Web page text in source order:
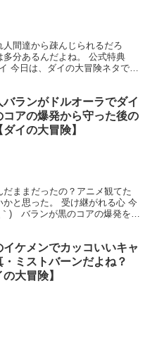
人間達から疎んじられるだろ
多分あるんだよね。 公式特典
日は、ダイの大冒険ネタで
バランがドルオーラでダイ
コアの爆発から守った後の
イの大冒険】
ままだったの？アニメ観てた
と思った。 受け継がれる心 今
) バランが黒のコアの爆発を抑
イケメンでカッコいいキャ
・ミストバーンだよね？
の大冒険】